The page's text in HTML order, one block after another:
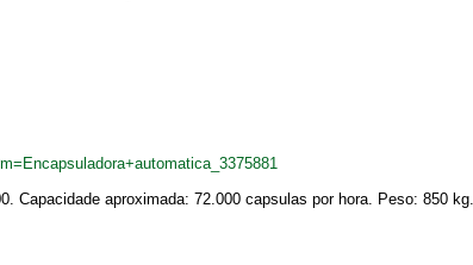
Capacidade aproximada: 72.000 capsulas por hora. Peso: 850